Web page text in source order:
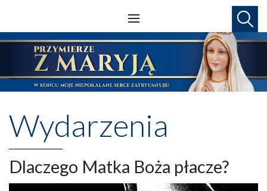
Wydarzenia
Dlaczego Matka Boża płacze?